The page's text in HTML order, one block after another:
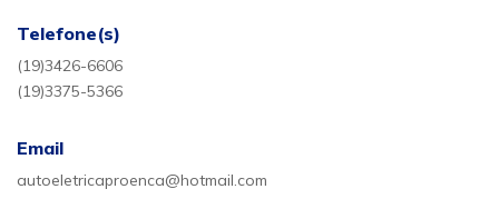
Telefone(s)
(19)3426-6606
(19)3375-5366
Email
autoeletricaproenca@hotmail.com